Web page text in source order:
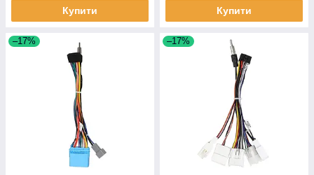
Купити Купити
–17% –17%